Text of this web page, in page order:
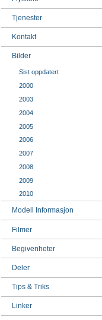
Tjenester
Kontakt
Bilder
Sist oppdatert
2000
2003
2004
2005
2006
2007
2008
2009
2010
Modell Informasjon
Filmer
Begivenheter
Deler
Tips & Triks
Linker